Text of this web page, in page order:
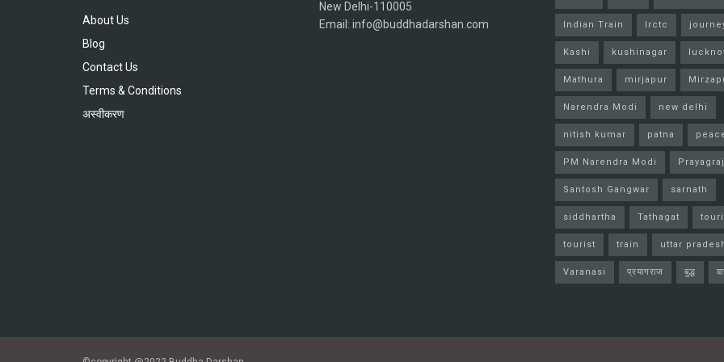
About Us
Blog
Contact Us
Terms & Conditions
अस्वीकरण
New Delhi-110005
Email: info@buddhadarshan.com
Indian Train Irctc
Kashi kushinagar
Mathura mirjapur
Narendra Modi new delhi
nitish kumar patna
PM Narendra Modi Prayagraj
Santosh Gangwar sarnath
siddhartha Tathagat
tourist train uttar
Varanasi प्रयागराज बुद्ध